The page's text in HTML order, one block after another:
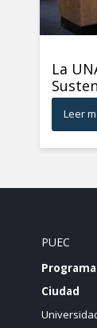
La
Leer
PUEC
Ciudad